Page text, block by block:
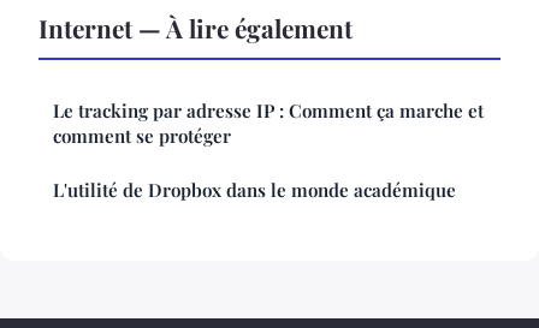
Internet — À lire également
Le tracking par adresse IP : Comment ça marche et
comment se protéger
L'utilité de Dropbox dans le monde académique